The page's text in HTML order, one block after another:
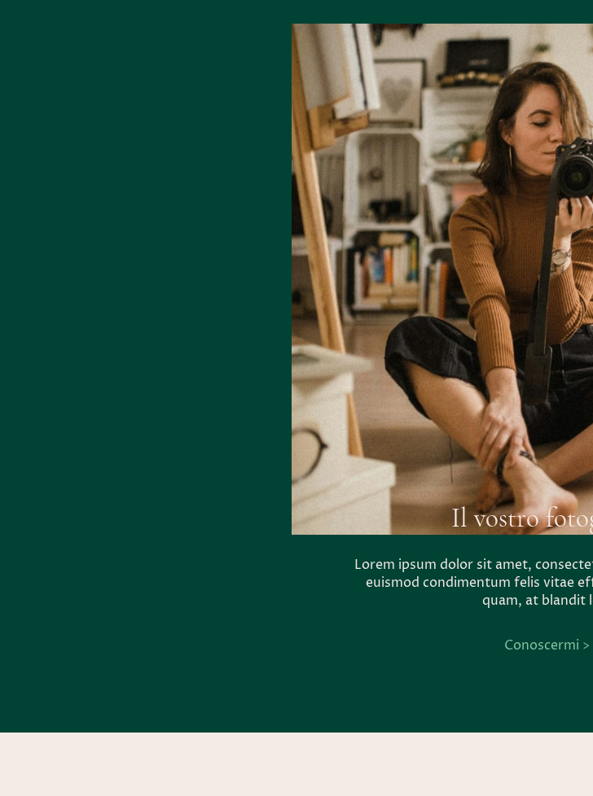
Il vostro
Lorem ipsum dolor sit amet,
euismod condimentum felis vitae
quam, at blandit
Conoscermi >